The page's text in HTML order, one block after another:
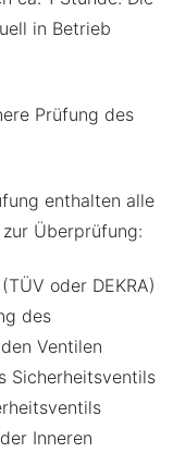
in Betrieb
Prüfung des
enthalten alle
Überprüfung:
oder DEKRA)
des
Ventilen
Sicherheitsventils
Inneren